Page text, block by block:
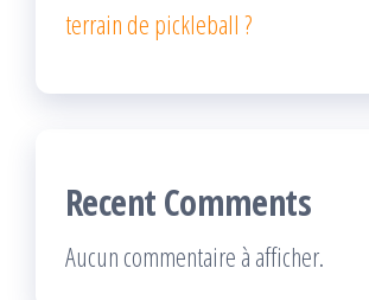
terrain de pickleball ?
Recent Comments
Aucun commentaire à afficher.